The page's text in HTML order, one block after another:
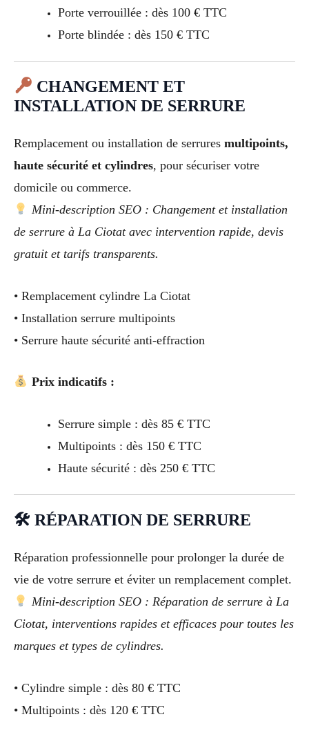
Porte verrouillée : dès 100 € TTC
Porte blindée : dès 150 € TTC
CHANGEMENT ET
INSTALLATION DE SERRURE
Remplacement ou installation de serrures multipoints,
haute sécurité et cylindres, pour sécuriser votre
domicile ou commerce.
Mini-description SEO : Changement et installation
de serrure à La Ciotat avec intervention rapide, devis
gratuit et tarifs transparents.
• Remplacement cylindre La Ciotat
• Installation serrure multipoints
• Serrure haute sécurité anti-effraction
Prix indicatifs :
Serrure simple : dès 85 € TTC
Multipoints : dès 150 € TTC
Haute sécurité : dès 250 € TTC
🛠 RÉPARATION DE SERRURE
Réparation professionnelle pour prolonger la durée de
vie de votre serrure et éviter un remplacement complet.
Mini-description SEO : Réparation de serrure à La
Ciotat, interventions rapides et efficaces pour toutes les
marques et types de cylindres.
• Cylindre simple : dès 80 € TTC
• Multipoints : dès 120 € TTC